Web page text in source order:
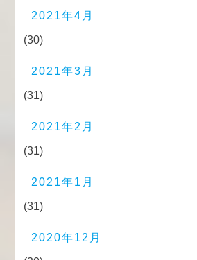
2021年4月
(30)
2021年3月
(31)
2021年2月
(31)
2021年1月
(31)
2020年12月